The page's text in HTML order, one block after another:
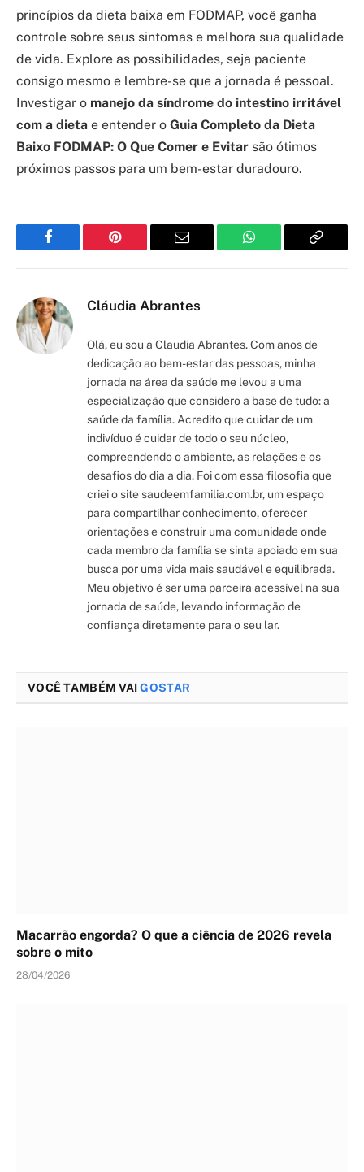
princípios da dieta baixa em FODMAP, você ganha
controle sobre seus sintomas e melhora sua qualidade
de vida. Explore as possibilidades, seja paciente
consigo mesmo e lembre-se que a jornada é pessoal.
Investigar o manejo da síndrome do intestino irritável
com a dieta e entender o Guia Completo da Dieta
Baixo FODMAP: O Que Comer e Evitar são ótimos
próximos passos para um bem-estar duradouro.
Facebook Pinterest Email WhatsApp Copy
Cláudia Abrantes
Olá, eu sou a Claudia Abrantes. Com anos de
dedicação ao bem-estar das pessoas, minha
jornada na área da saúde me levou a uma
especialização que considero a base de tudo: a
saúde da família. Acredito que cuidar de um
indivíduo é cuidar de todo o seu núcleo,
compreendendo o ambiente, as relações e os
desafios do dia a dia. Foi com essa filosofia que
criei o site saudeemfamilia.com.br, um espaço
para compartilhar conhecimento, oferecer
orientações e construir uma comunidade onde
cada membro da família se sinta apoiado em sua
busca por uma vida mais saudável e equilibrada.
Meu objetivo é ser uma parceira acessível na sua
jornada de saúde, levando informação de
confiança diretamente para o seu lar.
VOCÊ TAMBÉM VAIGOSTAR
Macarrão engorda? O que a ciência de 2026 revela
sobre o mito
28/04/2026